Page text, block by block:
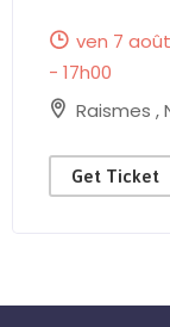
ven 7
- 17h00
Raismes ,
Get Ticket